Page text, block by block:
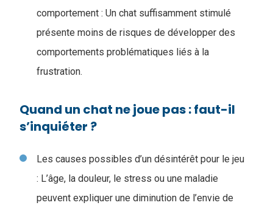
comportement : Un chat suffisamment stimulé
présente moins de risques de développer des
comportements problématiques liés à la
frustration.
Quand un chat ne joue pas : faut-il
s’inquiéter ?
Les causes possibles d’un désintérêt pour le jeu
: L’âge, la douleur, le stress ou une maladie
peuvent expliquer une diminution de l’envie de